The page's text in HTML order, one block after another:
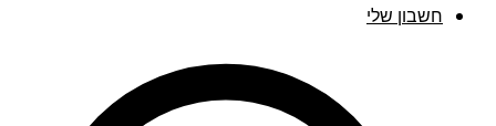
חשבון שלי